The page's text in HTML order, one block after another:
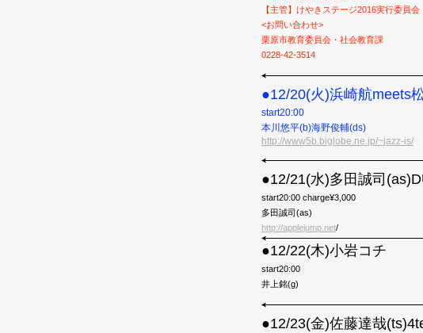
【主管】けやきステージ2016実行委員会
<お問い合わせ>
栗原市教育委員会・社会教育課
0228-42-3514
●12/20(火)浜崎航meets
start20:00
本川悠平(b)海野俊輔(ds)
http://www5b.biglobe.ne.jp/~jazz-is/
●12/21(水)多田誠司
start20:00 charge¥3,000
多田誠司(as)
http://applejump.net/
●12/22(木)小岩コチ
start20:00
井上銘(g)
●12/23(金)佐藤達哉